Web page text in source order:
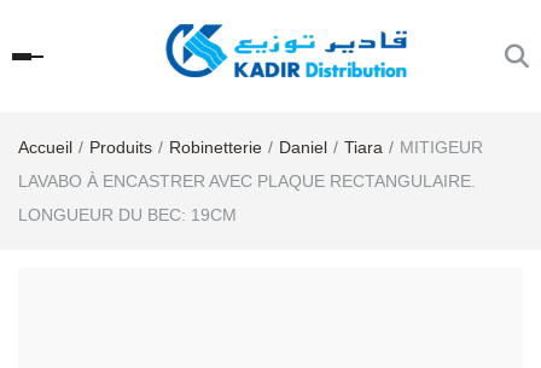
Accueil Produits Robinetterie Daniel Tiara
MITIGEUR
LAVABO À ENCASTRER AVEC PLAQUE RECTANGULAIRE.
LONGUEUR DU BEC: 19CM